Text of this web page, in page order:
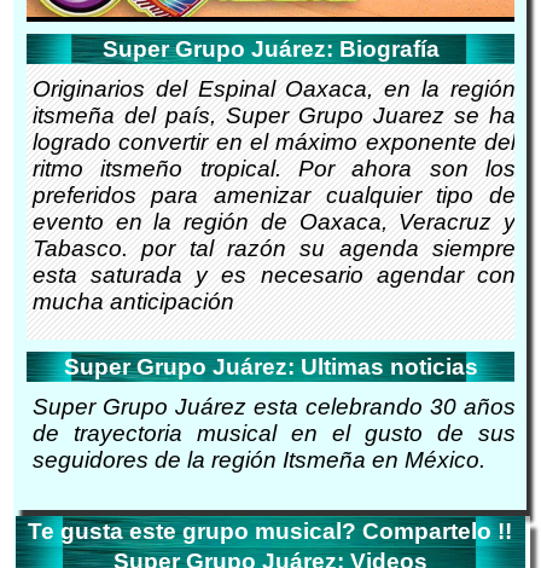
Super Grupo Juárez: Biografía
Originarios del Espinal Oaxaca, en la región
itsmeña del país, Super Grupo Juarez se ha
logrado convertir en el máximo exponente del
ritmo itsmeño tropical. Por ahora son los
preferidos para amenizar cualquier tipo de
evento en la región de Oaxaca, Veracruz y
Tabasco. por tal razón su agenda siempre
esta saturada y es necesario agendar con
mucha anticipación
Super Grupo Juárez: Ultimas noticias
Super Grupo Juárez esta celebrando 30 años
de trayectoria musical en el gusto de sus
seguidores de la región Itsmeña en México.
Te gusta este grupo musical? Compartelo !!
Super Grupo Juárez: Videos